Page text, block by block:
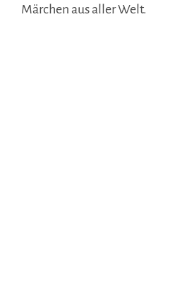
Märchen aus aller Welt.